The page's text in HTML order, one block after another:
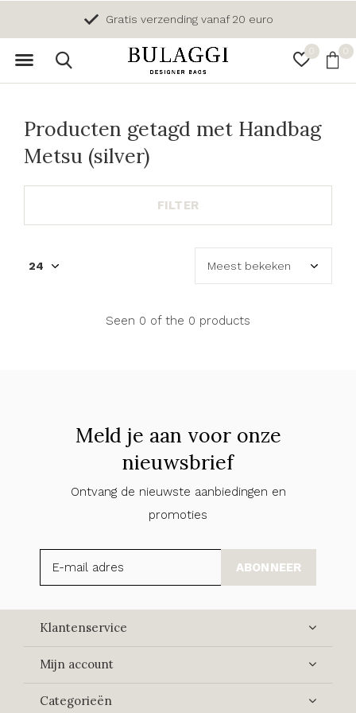
0 0
Gratis verzending vanaf 20 euro
Producten getagd met Handbag
Metsu (silver)
FILTER
Seen 0 of the 0 products
Meld je aan voor onze
nieuwsbrief
Ontvang de nieuwste aanbiedingen en
promoties
ABONNEER
Klantenservice
Mijn account
Categorieën